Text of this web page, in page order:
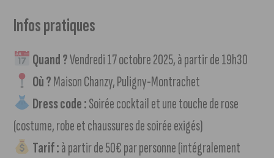
Infos pratiques
Quand ?Vendredi 17 octobre 2025, à partir de 19h30
Où ?Maison Chanzy, Puligny-Montrachet
Dress code :Soirée cocktail et une touche de rose
(costume, robe et chaussures de soirée exigés)
Tarif :à partir de 50€ par personne (intégralement